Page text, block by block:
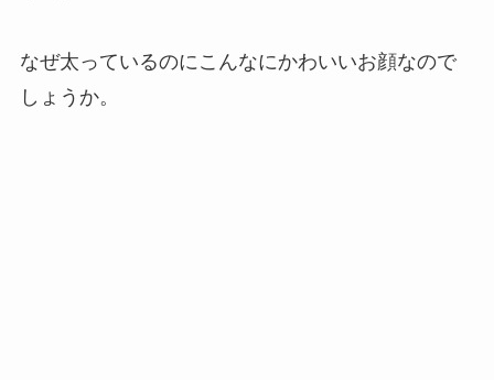
なぜ太っているのにこんなにかわいいお顔なので
しょうか。